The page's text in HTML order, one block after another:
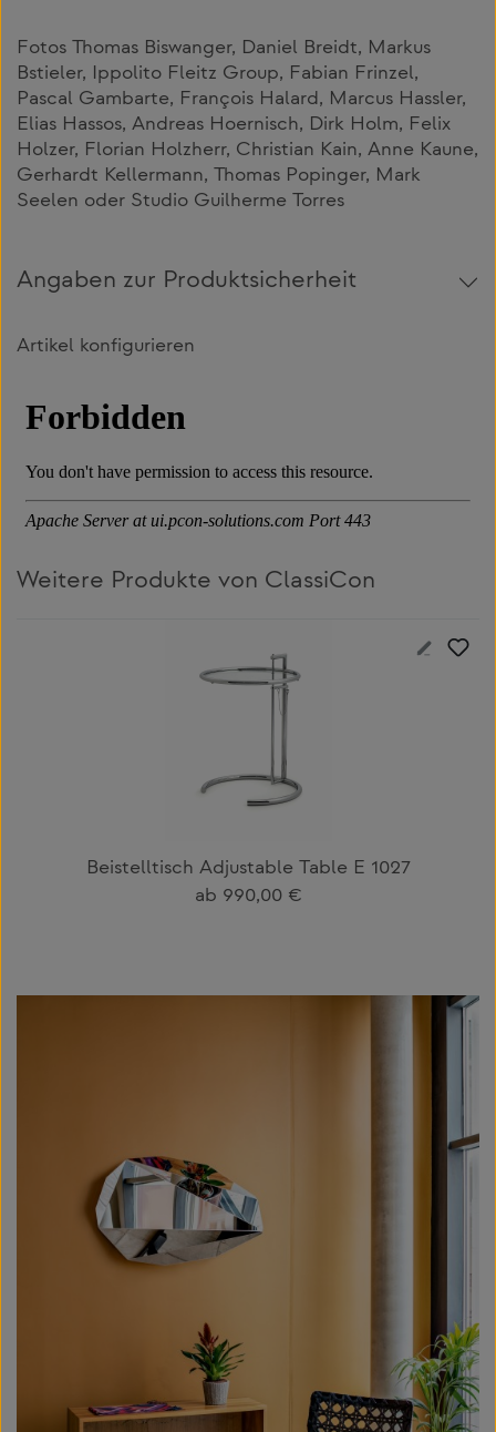
Fotos Thomas Biswanger, Daniel Breidt, Markus
Bstieler, Ippolito Fleitz Group, Fabian Frinzel,
Pascal Gambarte, François Halard, Marcus Hassler,
Elias Hassos, Andreas Hoernisch, Dirk Holm, Felix
Holzer, Florian Holzherr, Christian Kain, Anne Kaune,
Gerhardt Kellermann, Thomas Popinger, Mark
Seelen oder Studio Guilherme Torres
Angaben zur Produktsicherheit
Artikel konfigurieren
Weitere Produkte von ClassiCon
Beistelltisch Adjustable Table E 1027
Regulärer Preis:
ab 990,00 €